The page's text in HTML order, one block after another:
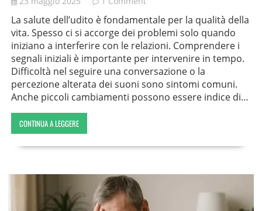
La salute dell’udito è fondamentale per la qualità della
vita. Spesso ci si accorge dei problemi solo quando
iniziano a interferire con le relazioni. Comprendere i
segnali iniziali è importante per intervenire in tempo.
Difficoltà nel seguire una conversazione o la
percezione alterata dei suoni sono sintomi comuni.
Anche piccoli cambiamenti possono essere indice di…
CONTINUA A LEGGERE